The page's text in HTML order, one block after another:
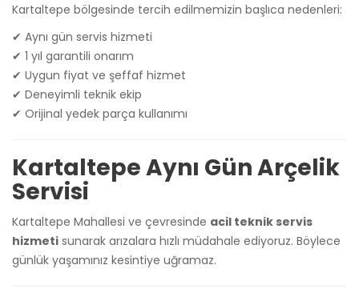
Kartaltepe bölgesinde tercih edilmemizin başlıca nedenleri:
✔ Aynı gün servis hizmeti
✔ 1 yıl garantili onarım
✔ Uygun fiyat ve şeffaf hizmet
✔ Deneyimli teknik ekip
✔ Orijinal yedek parça kullanımı
Kartaltepe Aynı Gün Arçelik
Servisi
Kartaltepe Mahallesi ve çevresinde acil teknik servis
hizmeti sunarak arızalara hızlı müdahale ediyoruz. Böylece
günlük yaşamınız kesintiye uğramaz.